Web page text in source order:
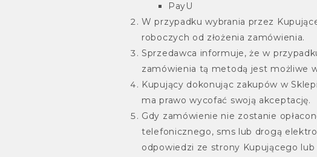
PayU
W przypadku wybrania przez
roboczych od złożenia zamówienia.
Sprzedawca informuje, że w
zamówienia tą metodą jest możliwe
Kupujący dokonując zakupów w
ma prawo wycofać swoją akceptację.
Gdy zamówienie nie zostanie
telefonicznego, sms lub drogą
odpowiedzi ze strony Kupującego